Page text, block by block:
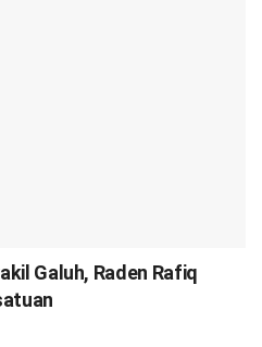
Galuh, Raden Rafiq